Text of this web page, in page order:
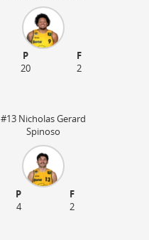
P
F
20
2
#13 Nicholas Gerard
Spinoso
P
F
4
2